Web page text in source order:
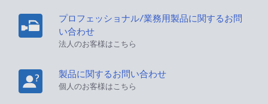
プロフェッショナル/業務用製品に関するお問
い合わせ
法人のお客様はこちら
製品に関するお問い合わせ
個人のお客様はこちら